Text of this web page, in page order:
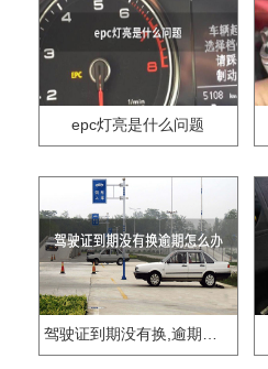
epc灯亮是什么问题
驾驶证到期没有换,逾期怎么办??